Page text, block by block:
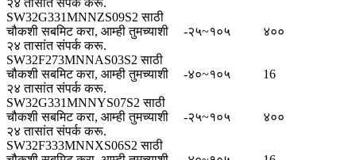
२४ तासांत संपर्क करू.
SW32G331MNNZS09S2 साठी
चौकशी सबमिट करा, आम्ही तुमच्याशी
२४ तासांत संपर्क करू.
-२५~१०५ ४००
SW32F273MNNAS03S2 साठी
चौकशी सबमिट करा, आम्ही तुमच्याशी
२४ तासांत संपर्क करू.
-४०~१०५ 16
SW32G331MNNYS07S2 साठी
चौकशी सबमिट करा, आम्ही तुमच्याशी
२४ तासांत संपर्क करू.
-२५~१०५ ४००
SW32F333MNNXS06S2 साठी